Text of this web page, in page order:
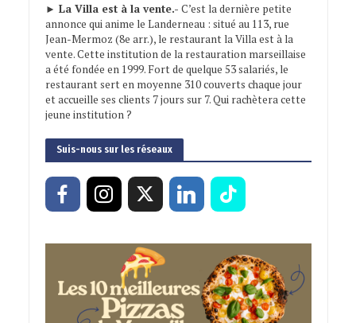
► La Villa est à la vente.- C’est la dernière petite
annonce qui anime le Landerneau : situé au 113, rue
Jean-Mermoz (8e arr.), le restaurant la Villa est à la
vente. Cette institution de la restauration marseillaise
a été fondée en 1999. Fort de quelque 53 salariés, le
restaurant sert en moyenne 310 couverts chaque jour
et accueille ses clients 7 jours sur 7. Qui rachètera cette
jeune institution ?
Suis-nous sur les réseaux